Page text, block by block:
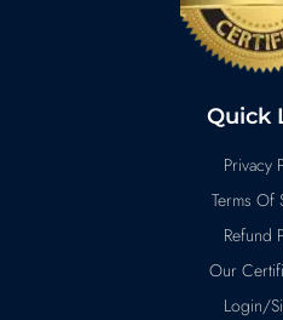
Quick
Privacy
Terms Of
Refund
Our
Login/